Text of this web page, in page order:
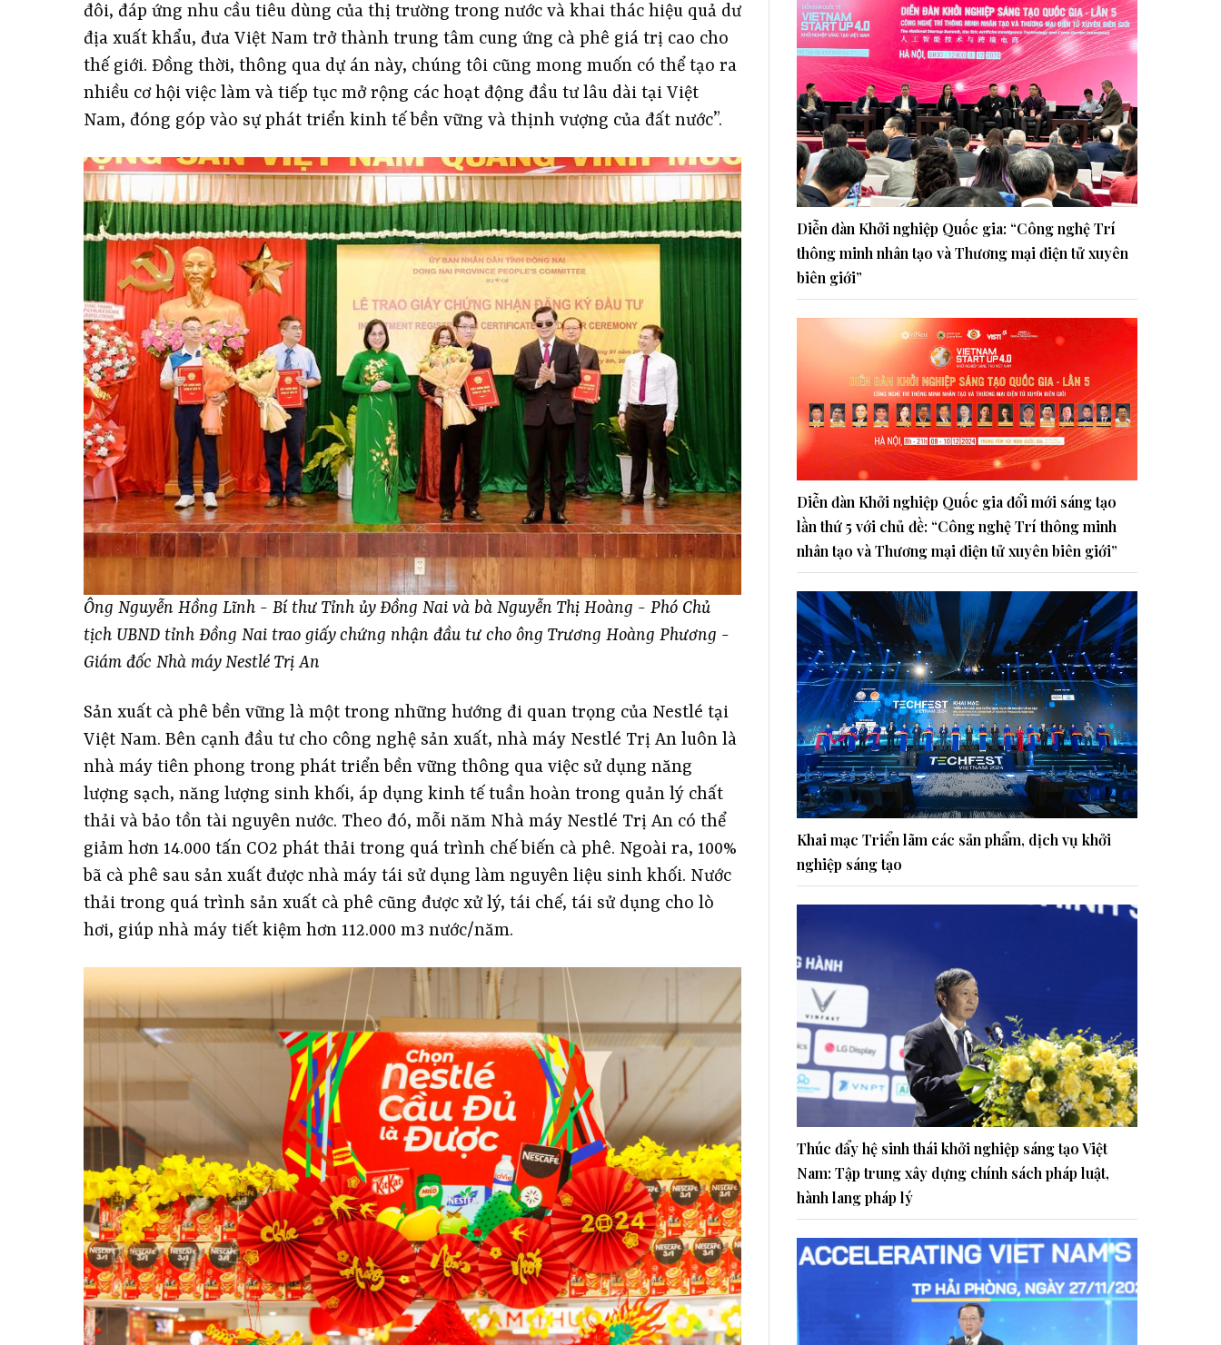
đôi, đáp ứng nhu cầu tiêu dùng của thị trường trong nước và khai thác hiệu quả dư
địa xuất khẩu, đưa Việt Nam trở thành trung tâm cung ứng cà phê giá trị cao cho
thế giới. Đồng thời, thông qua dự án này, chúng tôi cũng mong muốn có thể tạo ra
nhiều cơ hội việc làm và tiếp tục mở rộng các hoạt động đầu tư lâu dài tại Việt
Nam, đóng góp vào sự phát triển kinh tế bền vững và thịnh vượng của đất nước”.
Ông Nguyễn Hồng Lĩnh - Bí thư Tỉnh ủy Đồng Nai và bà Nguyễn Thị Hoàng - Phó Chủ
tịch UBND tỉnh Đồng Nai trao giấy chứng nhận đầu tư cho ông Trương Hoàng Phương -
Giám đốc Nhà máy Nestlé Trị An
Sản xuất cà phê bền vững là một trong những hướng đi quan trọng của Nestlé tại
Việt Nam. Bên cạnh đầu tư cho công nghệ sản xuất, nhà máy Nestlé Trị An luôn là
nhà máy tiên phong trong phát triển bền vững thông qua việc sử dụng năng
lượng sạch, năng lượng sinh khối, áp dụng kinh tế tuần hoàn trong quản lý chất
thải và bảo tồn tài nguyên nước. Theo đó, mỗi năm Nhà máy Nestlé Trị An có thể
giảm hơn 14.000 tấn CO2 phát thải trong quá trình chế biến cà phê. Ngoài ra, 100%
bã cà phê sau sản xuất được nhà máy tái sử dụng làm nguyên liệu sinh khối. Nước
thải trong quá trình sản xuất cà phê cũng được xử lý, tái chế, tái sử dụng cho lò
hơi, giúp nhà máy tiết kiệm hơn 112.000 m3 nước/năm.
Diễn đàn Khởi nghiệp Quốc gia: “Công nghệ Trí
thông minh nhân tạo và Thương mại điện tử xuyên
biên giới”
Diễn đàn Khởi nghiệp Quốc gia đổi mới sáng tạo
lần thứ 5 với chủ đề: “Công nghệ Trí thông minh
nhân tạo và Thương mại điện tử xuyên biên giới”
Khai mạc Triển lãm các sản phẩm, dịch vụ khởi
nghiệp sáng tạo
Thúc đẩy hệ sinh thái khởi nghiệp sáng tạo Việt
Nam: Tập trung xây dựng chính sách pháp luật,
hành lang pháp lý